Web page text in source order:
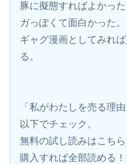
豚に擬態すればよかっ
ガっぽくて面白かった。
ギャグ漫画としてみれ
る。
「私がわたしを売る理
以下でチェック。
無料の試し読みはこちら
購入すれば全部読める！